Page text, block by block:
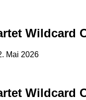
Wildcard
Mai 2026
Wildcard